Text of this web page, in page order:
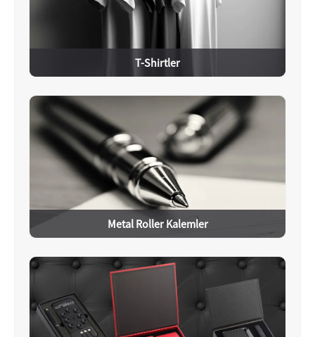
T-Shirtler
Metal Roller Kalemler